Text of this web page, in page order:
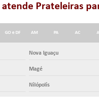
atende Prateleiras
GO e DF AM PA AC
Nova Iguaçu
Magé
Nilópolis